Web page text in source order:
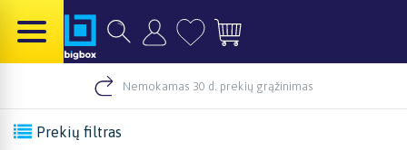
Nemokamas 30 d. prekių grąžinimas
Prekių filtras